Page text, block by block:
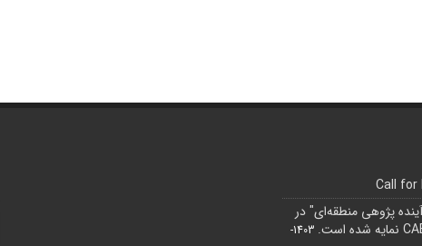
Call for
پژوهی منطقه‌ای" در
1403-